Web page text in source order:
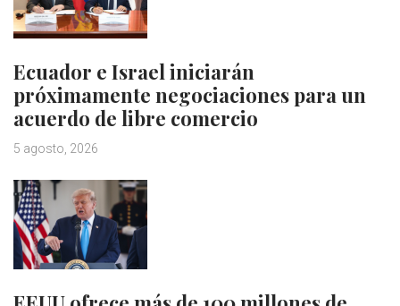
Ecuador e Israel iniciarán
próximamente negociaciones para un
acuerdo de libre comercio
5 agosto, 2026